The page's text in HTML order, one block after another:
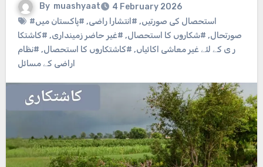
By muashyaat
4 February 2026
#استحصال کی صورتیں, #انتشارا راضی, #پاکستان میں
صورتحال, #شکاروں کا استحصال, #غیر حاضر زمینداری, #کاشتکا
ر ی کے لئے غیر معاشی اکائیاں, #کاشتکاروں کا استحصال, #نظام
اراضی کے مسائل